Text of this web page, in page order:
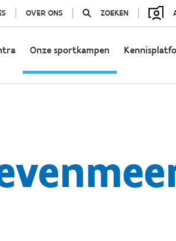
OVER ONS ZOEKEN
Onze sportkampen